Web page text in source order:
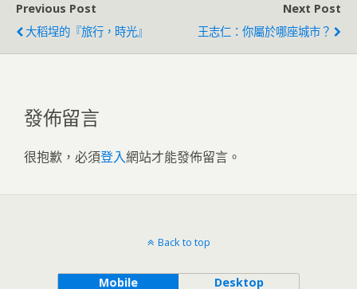
Previous Post
大稻埕的『旅行，時光』
Next Post
王志仁：你屬於哪座城市？
發佈留言
很抱歉，必須登入網站才能發佈留言。
Back to top
Mobile Desktop